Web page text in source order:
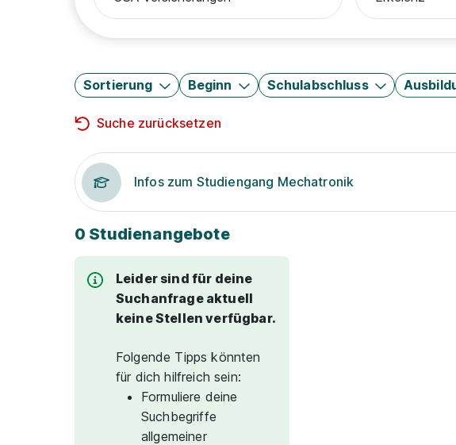
Sortierung Beginn Schulabschluss
Suche zurücksetzen
Infos zum Studiengang Mechatronik
0 Studienangebote
Leider sind für deine
Suchanfrage aktuell
keine Stellen verfügbar.
Folgende Tipps könnten
für dich hilfreich sein:
Formuliere deine
Suchbegriffe
allgemeiner